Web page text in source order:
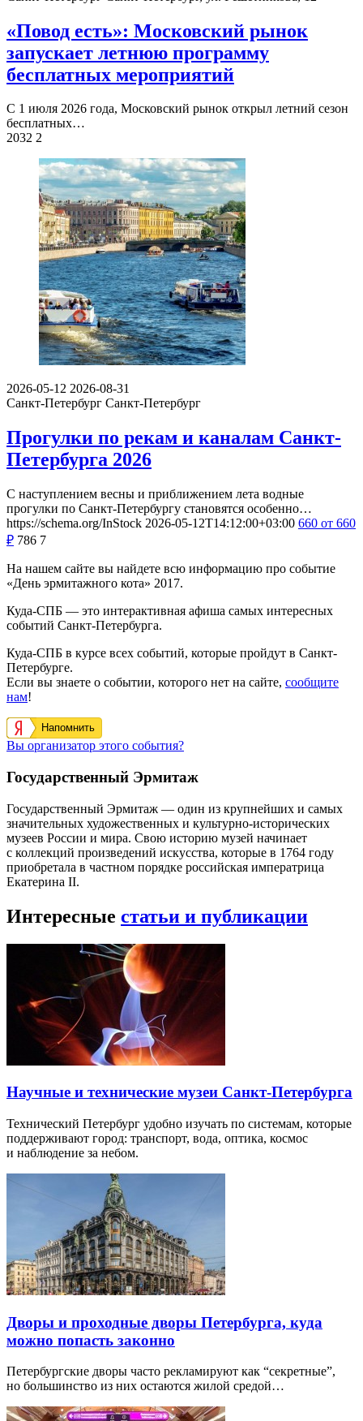
«Повод есть»: Московский рынок
запускает летнюю программу
бесплатных мероприятий
С 1 июля 2026 года, Московский рынок открыл летний сезон
бесплатных…
2032 2
2026-05-12 2026-08-31
Санкт-Петербург Санкт-Петербург
Прогулки по рекам и каналам Санкт-
Петербурга 2026
С наступлением весны и приближением лета водные
прогулки по Санкт-Петербургу становятся особенно…
https://schema.org/InStock 2026-05-12T14:12:00+03:00 660 от 660
₽ 786 7
На нашем сайте вы найдете всю информацию про событие
«День эрмитажного кота» 2017.
Куда-СПБ — это интерактивная афиша самых интересных
событий Санкт-Петербурга.
Куда-СПБ в курсе всех событий, которые пройдут в Санкт-
Петербурге.
Если вы знаете о событии, которого нет на сайте, сообщите
нам!
Напомнить
Вы организатор этого события?
Государственный Эрмитаж
Государственный Эрмитаж — один из крупнейших и самых
значительных художественных и культурно-исторических
музеев России и мира. Свою историю музей начинает
с коллекций произведений искусства, которые в 1764 году
приобретала в частном порядке российская императрица
Екатерина II.
Интересные статьи и публикации
Научные и технические музеи Санкт-Петербурга
Технический Петербург удобно изучать по системам, которые
поддерживают город: транспорт, вода, оптика, космос
и наблюдение за небом.
Дворы и проходные дворы Петербурга, куда
можно попасть законно
Петербургские дворы часто рекламируют как “секретные”,
но большинство из них остаются жилой средой…